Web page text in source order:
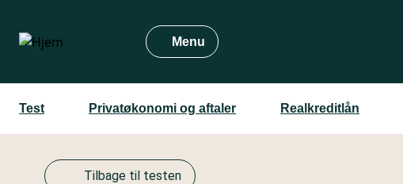
hovedindhold
Menu
Test Privatøkonomi og aftaler Realkreditlån
Tilbage til testen